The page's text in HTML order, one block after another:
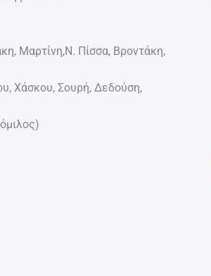
Μαρτίνη,Ν. Πίσσα, Βροντάκη,
Χάσκου, Σουρή, Δεδούση,